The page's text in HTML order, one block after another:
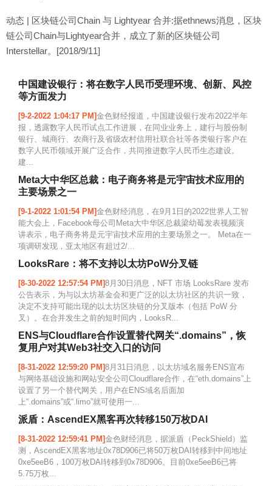
动态 | 区块链公司Chain 与 Lightyear 合并:据ethnews消息，区块
链公司Chain与Lightyear合并，成立了新的区块链公司
Interstellar。[2018/9/11]
中国建设银行：将在数字人民币受理环境、创新、风控
等方面发力
[9-2-2022 1:04:17 PM]金色财经报道，中国建设银行发布2022半年
报，透露数字人民币试点工作进展，在同业业务上，建行与股份制
银行、城商行、农商行及省级农村信用社联合社等各类银行客户在
数字人民币领域开展广泛合作，共同推进数字人民币生态建设。
建...
Meta大中华区总裁：电子商务将是元宇宙技术应用的
主要场景之一
[9-1-2022 1:01:54 PM]金色财经消息，在9月1日的2022世界人工智
能大会上，Facebook母公司Meta大中华区总裁梁幼莓发表视频演
讲表示，电子商务将是元宇宙技术应用的主要场景之一。 Meta在一
项调研发现，亚太地区有超过2/...
LooksRare：将不支持以太坊PoW分叉链
[8-30-2022 12:57:54 PM]8月30日消息，NFT 市场 LooksRare 发布
公告表示，为与以太坊基金会和更广泛的以太坊社区的共识一致，
决定不支持可能出现的以太坊区块链的分叉版本（包括 PoW 分
叉）。在合并发生之前的短时间内，LooksR...
ENS与Cloudflare合作设置替代网关“.domains”，恢
复用户对其Web3社交入口的访问
[8-31-2022 12:59:20 PM]8月31日消息，以太坊域名服务ENS宣布
与网络基础设施和网站安全公司Cloudflare合作，在“eth.domains”上
设置了另一个替代网关，用户在ENS域名后面加
上“.domains”或“.limo”就可使用一...
派盾：AscendEX黑客再次转移150万枚DAI
[8-31-2022 12:59:41 PM]金色财经消息，据派盾（PeckShield）监
测，AscendEX黑客地址0x78D906已将50万枚DAI转移到中间地址
0xe5eeB6，100万枚DAI转移到0x78D906。目前0xe5eeB6已将
5.75万枚...